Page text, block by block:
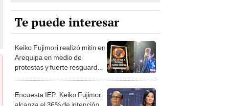
Te puede interesar
Keiko Fujimori realizó mitin en
Arequipa en medio de
protestas y fuerte resguardo
Encuesta IEP: Keiko Fujimori
alcanza el 36% de intención